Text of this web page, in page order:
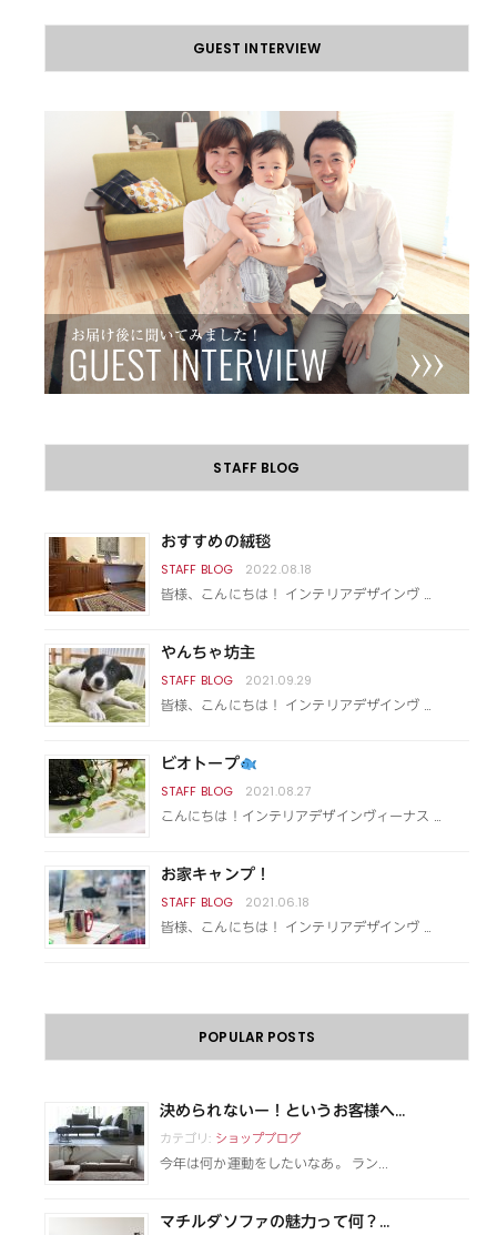
GUEST INTERVIEW
STAFF BLOG
おすすめの絨毯
2022.08.18
皆様、こんにちは！ インテリアデザインヴ …
やんちゃ坊主
2021.09.29
皆様、こんにちは！ インテリアデザインヴ …
ビオトープ
2021.08.27
こんにちは！インテリアデザインヴィーナス …
お家キャンプ！
2021.06.18
皆様、こんにちは！ インテリアデザインヴ …
POPULAR POSTS
決められないー！というお客様へ...
カテゴリ: ショップブログ
今年は何か運動をしたいなあ。 ラン...
マチルダソファの魅力って何？...